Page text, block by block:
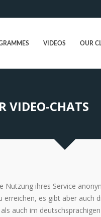
VIDEOS OUR
VIDEO-CHATS
ihres Service
es gibt aber auch
auch im